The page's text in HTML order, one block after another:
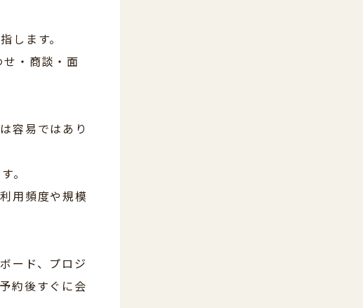
します。
・商談・面
容易ではあり
。
用頻度や規模
ード、プロジ
約後すぐに会